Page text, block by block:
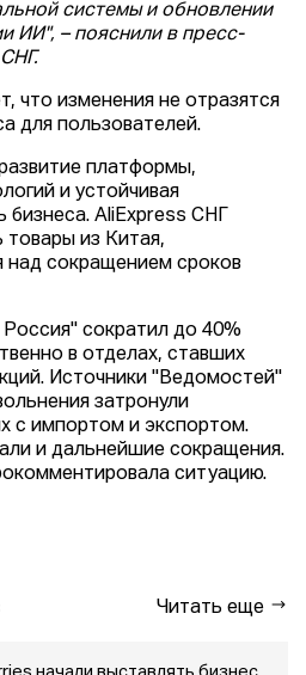
системы и обновлении
ИИ", – пояснили в пресс-
что изменения не отразятся
для пользователей.
платформы,
и устойчивая
бизнеса. AliExpress СНГ
из Китая,
над сокращением сроков
Россия" сократил до 40%
в отделах, ставших
Источники "Ведомостей"
затронули
с импортом и экспортом.
и дальнейшие сокращения.
ситуацию.
Читать еще